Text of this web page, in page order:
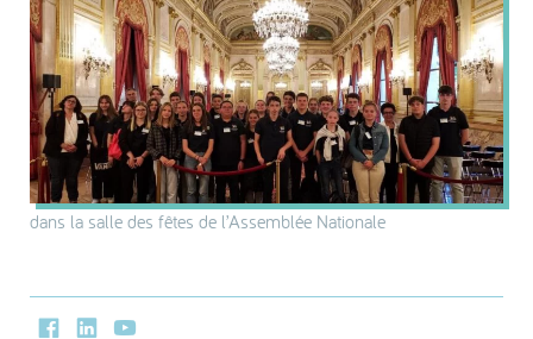
dans la salle des fêtes de l’Assemblée Nationale
FacebookLinkedInYoutube